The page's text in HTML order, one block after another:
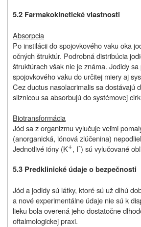
5.2 Farmakokinetické vlastnosti
Absorpcia
Po instilácii do spojovkového vaku oka
očných štruktúr. Podrobná distribúcia
štruktúrach však nie je známa. Jodidy
spojovkového vaku do určitej miery aj
Cez ductus nasolacrimalis sa dostávajú
sliznicou sa absorbujú do systémovej
Biotransformácia
Jód sa z organizmu vylučuje veľmi
(anorganická, iónová zlúčenina)
Jednotlivé ióny (K+, I-) sú vylučované
5.3 Predklinické údaje o bezpečnosti
Jód a jodidy sú látky, ktoré sú už dlhú
a nové experimentálne údaje nie sú k
lieku bola overená jeho dostatočne
oftalmologickej praxi.